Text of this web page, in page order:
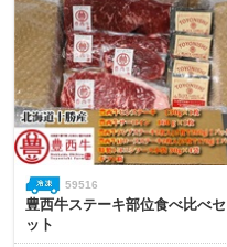
59516
豊西牛ステーキ部位食べ比べセ
ット